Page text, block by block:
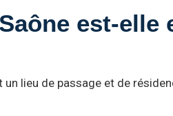
est-elle
lieu de passage et de